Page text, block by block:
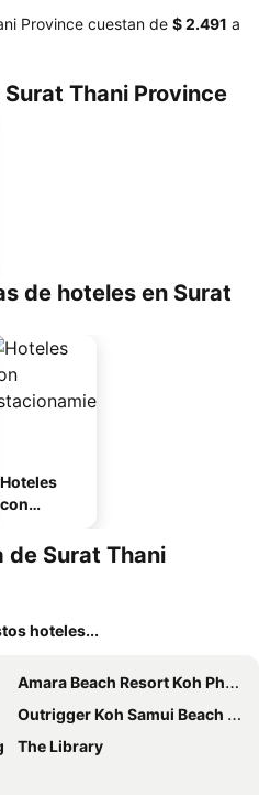
Province cuestan de ‎$ 2.491 a
Thani Province
de hoteles en Surat
Hoteles
con
miento
de Surat Thani
hoteles...
Amara Beach Resort Koh Phangan
Outrigger Koh Samui Beach Resort
The Library